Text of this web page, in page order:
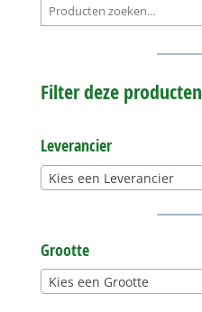
Filter deze producten
Leverancier
Kies een Leverancier
Grootte
Kies een Grootte